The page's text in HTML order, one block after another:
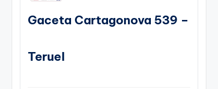
Gaceta Cartagonova 539 –
Teruel